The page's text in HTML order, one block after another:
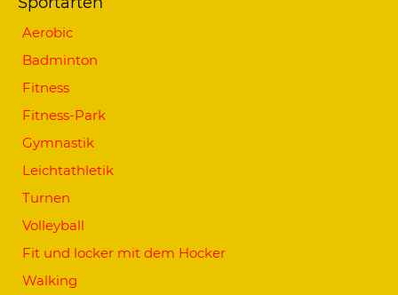
Aerobic
Badminton
Fitness
Fitness-Park
Gymnastik
Leichtathletik
Turnen
Volleyball
Fit und locker mit dem Hocker
Walking